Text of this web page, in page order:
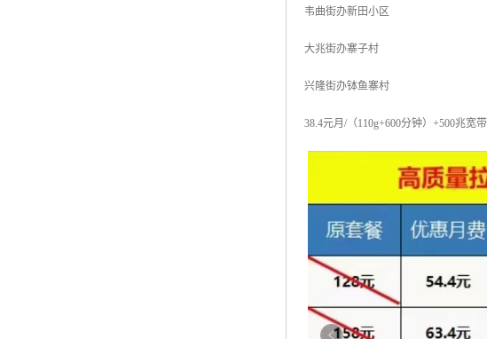
韦曲街办新田小区
大兆街办寨子村
兴隆街办钵鱼寨村
38.4元月/（110g+600分钟）+500兆宽带